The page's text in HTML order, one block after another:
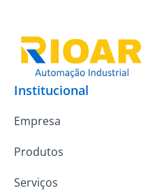
Institucional
Empresa
Produtos
Serviços